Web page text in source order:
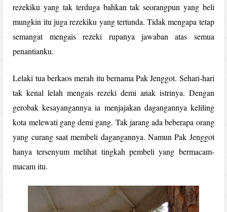
rezekiku yang tak terduga bahkan tak seorangpun yang beli
mungkin itu juga rezekiku yang tertunda. Tidak mengapa tetap
semangat mengais rezeki rupanya jawaban atas semua
penantianku.
Lelaki tua berkaos merah itu bernama Pak Jenggot. Sehari-hari
tak kenal lelah mengais rezeki demi anak istrinya. Dengan
gerobak kesayangannya ia menjajakan dagangannya keliling
kota melewati gang demi gang. Tak jarang ada beberapa orang
yang curang saat membeli dagangannya. Namun Pak Jenggot
hanya tersenyum melihat tingkah pembeli yang bermacam-
macam itu.